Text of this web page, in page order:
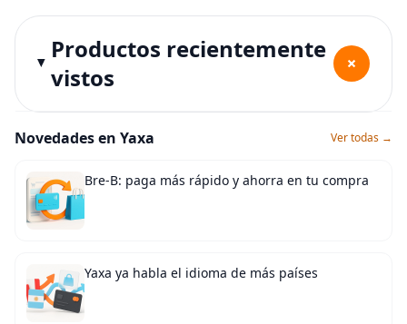
Productos recientemente
vistos
+
Novedades en Yaxa Ver todas →
Bre-B: paga más rápido y ahorra en tu compra
Yaxa ya habla el idioma de más países